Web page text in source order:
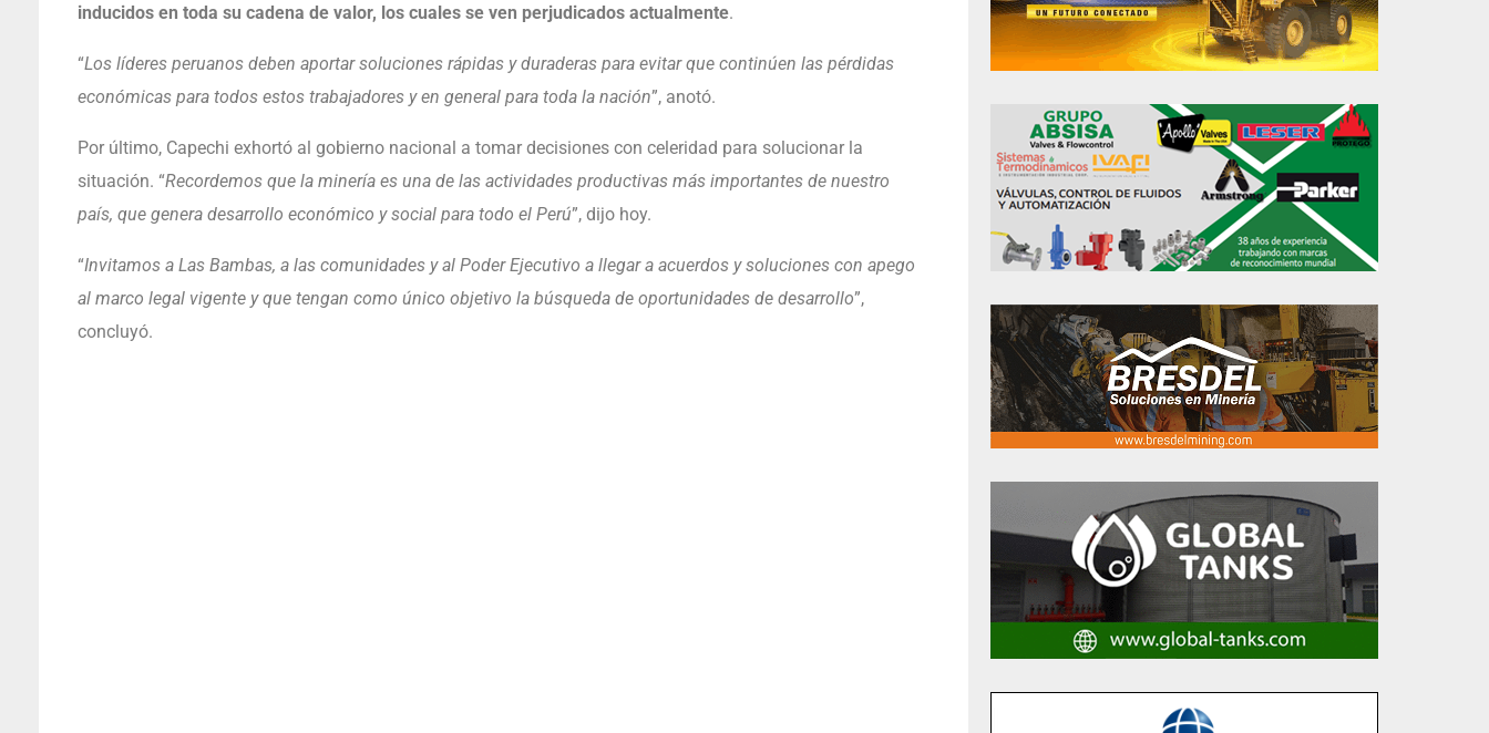
inducidos en toda su cadena de valor, los cuales se ven perjudicados actualmente.
“Los líderes peruanos deben aportar soluciones rápidas y duraderas para evitar que continúen las pérdidas
económicas para todos estos trabajadores y en general para toda la nación”, anotó.
Por último, Capechi exhortó al gobierno nacional a tomar decisiones con celeridad para solucionar la
situación. “Recordemos que la minería es una de las actividades productivas más importantes de nuestro
país, que genera desarrollo económico y social para todo el Perú”, dijo hoy.
“Invitamos a Las Bambas, a las comunidades y al Poder Ejecutivo a llegar a acuerdos y soluciones con apego
al marco legal vigente y que tengan como único objetivo la búsqueda de oportunidades de desarrollo”,
concluyó.